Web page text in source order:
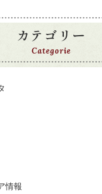
カテゴリー
Categorie
情報